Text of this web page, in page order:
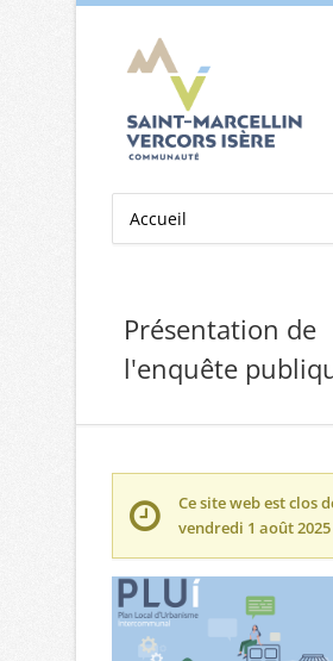
Aller à la navigation Aller au contenu
Présentation de
l'enquête
Ce site web est clos
vendredi 1 août 2025